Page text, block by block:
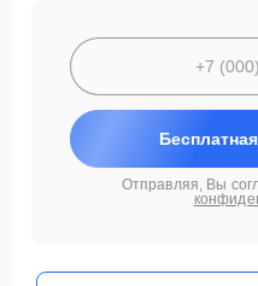
Отправляя, Вы